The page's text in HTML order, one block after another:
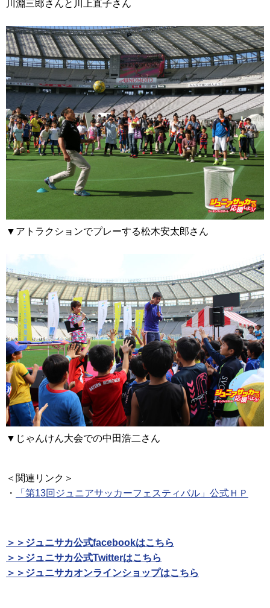
川淵三郎さんと川上直子さん
▼アトラクションでプレーする松木安太郎さん
▼じゃんけん大会での中田浩二さん
＜関連リンク＞
・
「第13回ジュニアサッカーフェスティバル」公式ＨＰ
＞＞ジュニサカ公式facebookはこちら
＞＞ジュニサカ公式Twitterはこちら
＞＞ジュニサカオンラインショップはこちら